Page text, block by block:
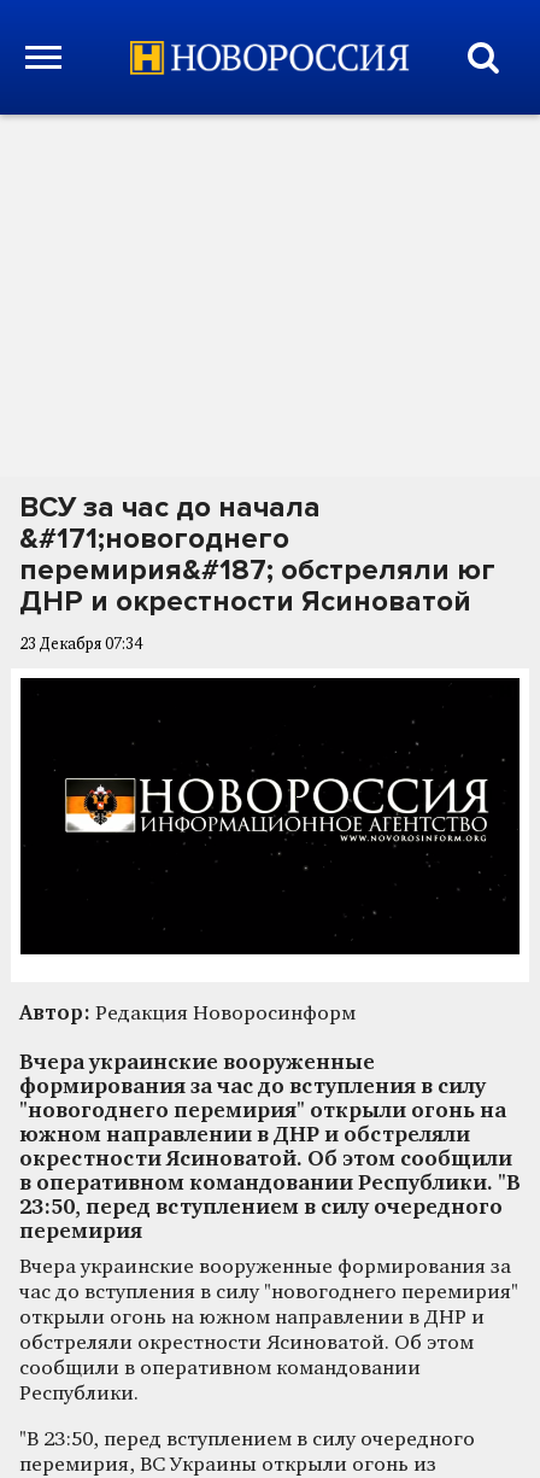
ВСУ за час до начала
&#171;новогоднего
перемирия&#187; обстреляли юг
ДНР и окрестности Ясиноватой
23 Декабря 07:34
Автор: Редакция Новоросинформ
Вчера украинские вооруженные
формирования за час до вступления в силу
"новогоднего перемирия" открыли огонь на
южном направлении в ДНР и обстреляли
окрестности Ясиноватой. Об этом сообщили
в оперативном командовании Республики. "В
23:50, перед вступлением в силу очередного
перемирия
Вчера украинские вооруженные формирования за
час до вступления в силу "новогоднего перемирия"
открыли огонь на южном направлении в ДНР и
обстреляли окрестности Ясиноватой. Об этом
сообщили в оперативном командовании
Республики.
"В 23:50, перед вступлением в силу очередного
перемирия, ВС Украины открыли огонь из